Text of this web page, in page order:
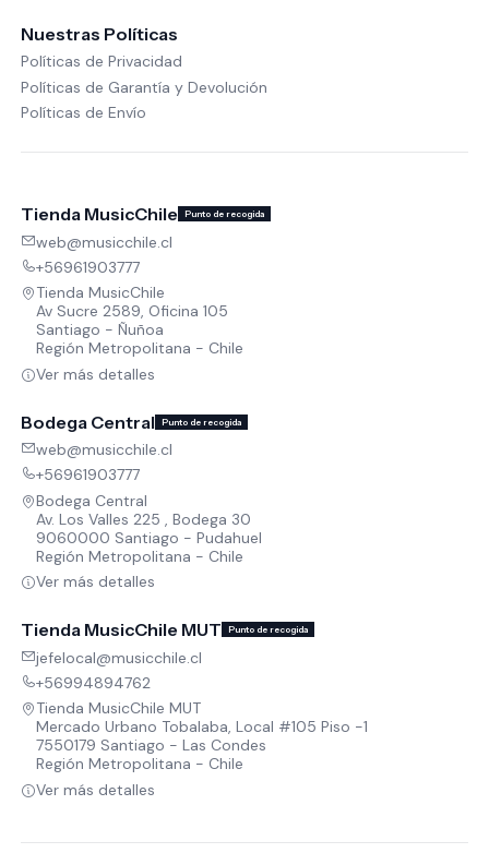
Nuestras Políticas
Políticas de Privacidad
Políticas de Garantía y Devolución
Políticas de Envío
Tienda MusicChile Punto de recogida
web@musicchile.cl
+56961903777
Tienda MusicChile
Av Sucre 2589, Oficina 105
Santiago - Ñuñoa
Región Metropolitana - Chile
Ver más detalles
Bodega Central Punto de recogida
web@musicchile.cl
+56961903777
Bodega Central
Av. Los Valles 225 , Bodega 30
9060000 Santiago - Pudahuel
Región Metropolitana - Chile
Ver más detalles
Tienda MusicChile MUT Punto de recogida
jefelocal@musicchile.cl
+56994894762
Tienda MusicChile MUT
Mercado Urbano Tobalaba, Local #105 Piso -1
7550179 Santiago - Las Condes
Región Metropolitana - Chile
Ver más detalles